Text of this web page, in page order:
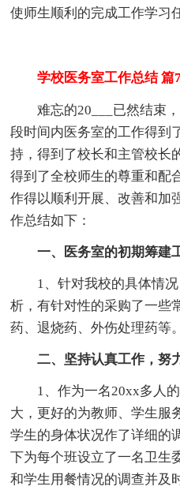
使师生顺利的完成工作学习
学校医务室工作总结 篇7
难忘的20___已然结束，
段时间内医务室的工作得到
持，得到了校长和主管校长
得到了全校师生的尊重和配
作得以顺利开展、改善和加
作总结如下：
一、医务室的初期筹建
1、针对我校的具体情况
析，有针对性的采购了一些
药、退烧药、外伤处理药等。
二、坚持认真工作，努
1、作为一名20xx多人的
大，更好的为教师、学生服
学生的身体状况作了详细的
下为每个班设立了一名卫生
和学生用餐情况的调查并及